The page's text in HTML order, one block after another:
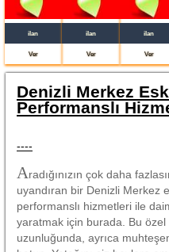
ilan
Ver
ilan
Ver
ilan
Ver
Denizli Merkez
Performanslı
----
Aradığınızın çok daha
uyandıran bir Denizli Merkez
performanslı hizmetleri ile
yaratmak için burada. Bu özel
uzunluğunda, ayrıca